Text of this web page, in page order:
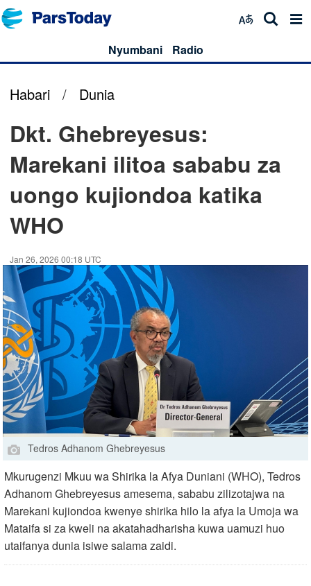
Nyumbani Radio
Habari / Dunia
Dkt. Ghebreyesus:
Marekani ilitoa sababu za
uongo kujiondoa katika
WHO
Jan 26, 2026 00:18 UTC
Tedros Adhanom Ghebreyesus
Mkurugenzi Mkuu wa Shirika la Afya Duniani (WHO), Tedros
Adhanom Ghebreyesus amesema, sababu zilizotajwa na
Marekani kujiondoa kwenye shirika hilo la afya la Umoja wa
Mataifa si za kweli na akatahadharisha kuwa uamuzi huo
utaifanya dunia isiwe salama zaidi.